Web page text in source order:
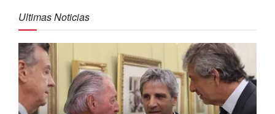
Ultimas Noticias